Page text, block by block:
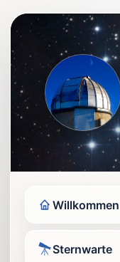
Willkommen
Sternwarte